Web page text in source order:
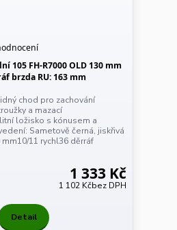
105 FH-R7000 OLD 130 mm
brzda RU: 163 mm
chod pro zachování
a mazací
ložisko s kónusem a
Sametově černá, jiskřivá
11 rychl36 děrráf
1 333 Kč
1 102 Kčbez DPH
Detail